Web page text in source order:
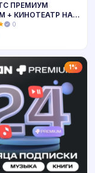
Купить
ПРЕМИУМ
+ КИНОТЕАТР НА
0
1%